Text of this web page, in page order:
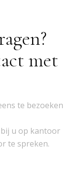
met
te bezoeken
u op kantoor
te spreken.